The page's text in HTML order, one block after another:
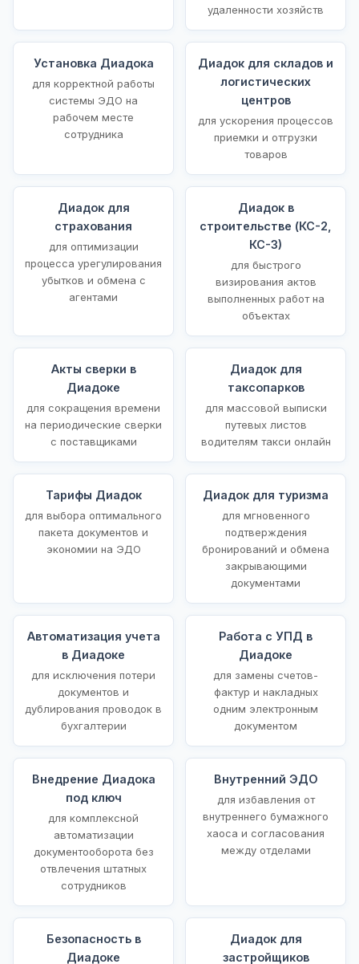
удаленности хозяйств
Установка Диадока
для корректной работы
системы ЭДО на
рабочем месте
сотрудника
Диадок для складов и
логистических
центров
для ускорения процессов
приемки и отгрузки
товаров
Диадок для
страхования
для оптимизации
процесса урегулирования
убытков и обмена с
агентами
Диадок в
строительстве (КС-2,
КС-3)
для быстрого
визирования актов
выполненных работ на
объектах
Акты сверки в
Диадоке
для сокращения времени
на периодические сверки
с поставщиками
Диадок для
таксопарков
для массовой выписки
путевых листов
водителям такси онлайн
Тарифы Диадок
для выбора оптимального
пакета документов и
экономии на ЭДО
Диадок для туризма
для мгновенного
подтверждения
бронирований и обмена
закрывающими
документами
Автоматизация учета
в Диадоке
для исключения потери
документов и
дублирования проводок в
бухгалтерии
Работа с УПД в
Диадоке
для замены счетов-
фактур и накладных
одним электронным
документом
Внедрение Диадока
под ключ
для комплексной
автоматизации
документооборота без
отвлечения штатных
сотрудников
Внутренний ЭДО
для избавления от
внутреннего бумажного
хаоса и согласования
между отделами
Безопасность в
Диадоке
Диадок для
застройщиков